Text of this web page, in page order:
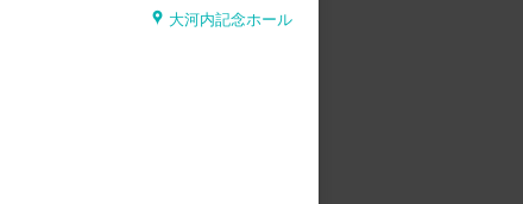
大河内記念ホール